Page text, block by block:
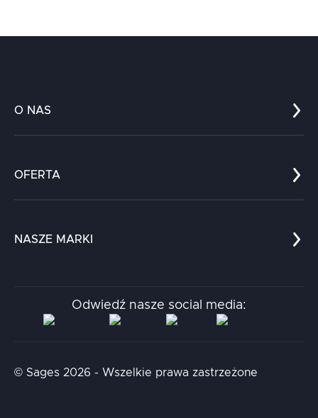
O NAS
Kariera
Kontakt
OFERTA
Chatboty
NASZE MARKI
Aidapta
AI & NLP Day
Odwiedź nasze social media:
© Sages 2026 - Wszelkie prawa zastrzeżone